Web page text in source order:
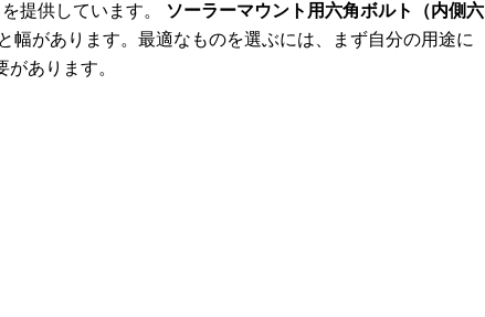
提供しています。
ソーラーマウント用六角ボルト（内側六
幅があります。最適なものを選ぶには、まず自分の用途に
あります。